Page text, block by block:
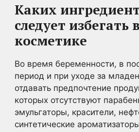
Каких
следует избегать
косметике
Во время беременности, в
период и при уходе за
отдавать предпочтение
которых отсутствуют
эмульгаторы, красители,
синтетические